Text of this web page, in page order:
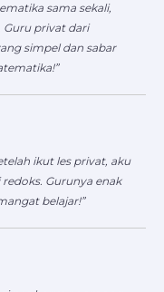
sama sekali,
Guru privat dari
simpel dan sabar
ikut les privat, aku
Gurunya enak
belajar!”